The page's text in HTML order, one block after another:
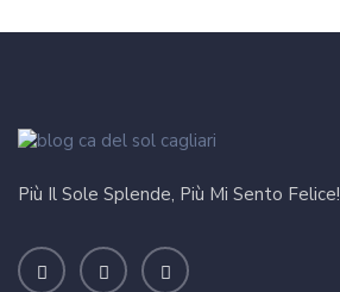
Più Il Sole Splende, Più Mi Sento Felice!